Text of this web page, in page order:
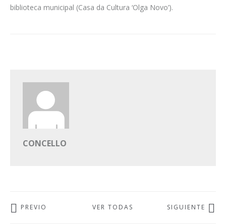
biblioteca municipal (Casa da Cultura ‘Olga Novo’).
CONCELLO
PREVIO VER TODAS SIGUIENTE